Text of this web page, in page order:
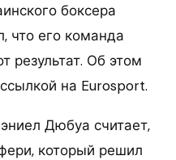
боксера
что его команда
результат. Об этом
на Eurosport.
Дюбуа считает,
который решил